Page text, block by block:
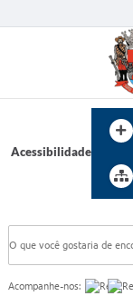
Acessibilidade
Acompanhe-nos: